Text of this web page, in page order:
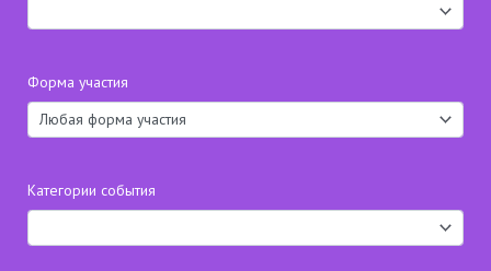
Форма участия
Категории события